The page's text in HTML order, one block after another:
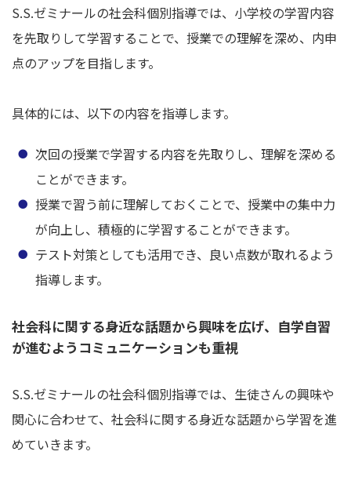
S.S.ゼミナールの社会科個別指導では、小学校の学習内容
を先取りして学習することで、授業での理解を深め、内申
点のアップを目指します。
具体的には、以下の内容を指導します。
次回の授業で学習する内容を先取りし、理解を深める
ことができます。
授業で習う前に理解しておくことで、授業中の集中力
が向上し、積極的に学習することができます。
テスト対策としても活用でき、良い点数が取れるよう
指導します。
社会科に関する身近な話題から興味を広げ、自学自習
が進むようコミュニケーションも重視
S.S.ゼミナールの社会科個別指導では、生徒さんの興味や
関心に合わせて、社会科に関する身近な話題から学習を進
めていきます。